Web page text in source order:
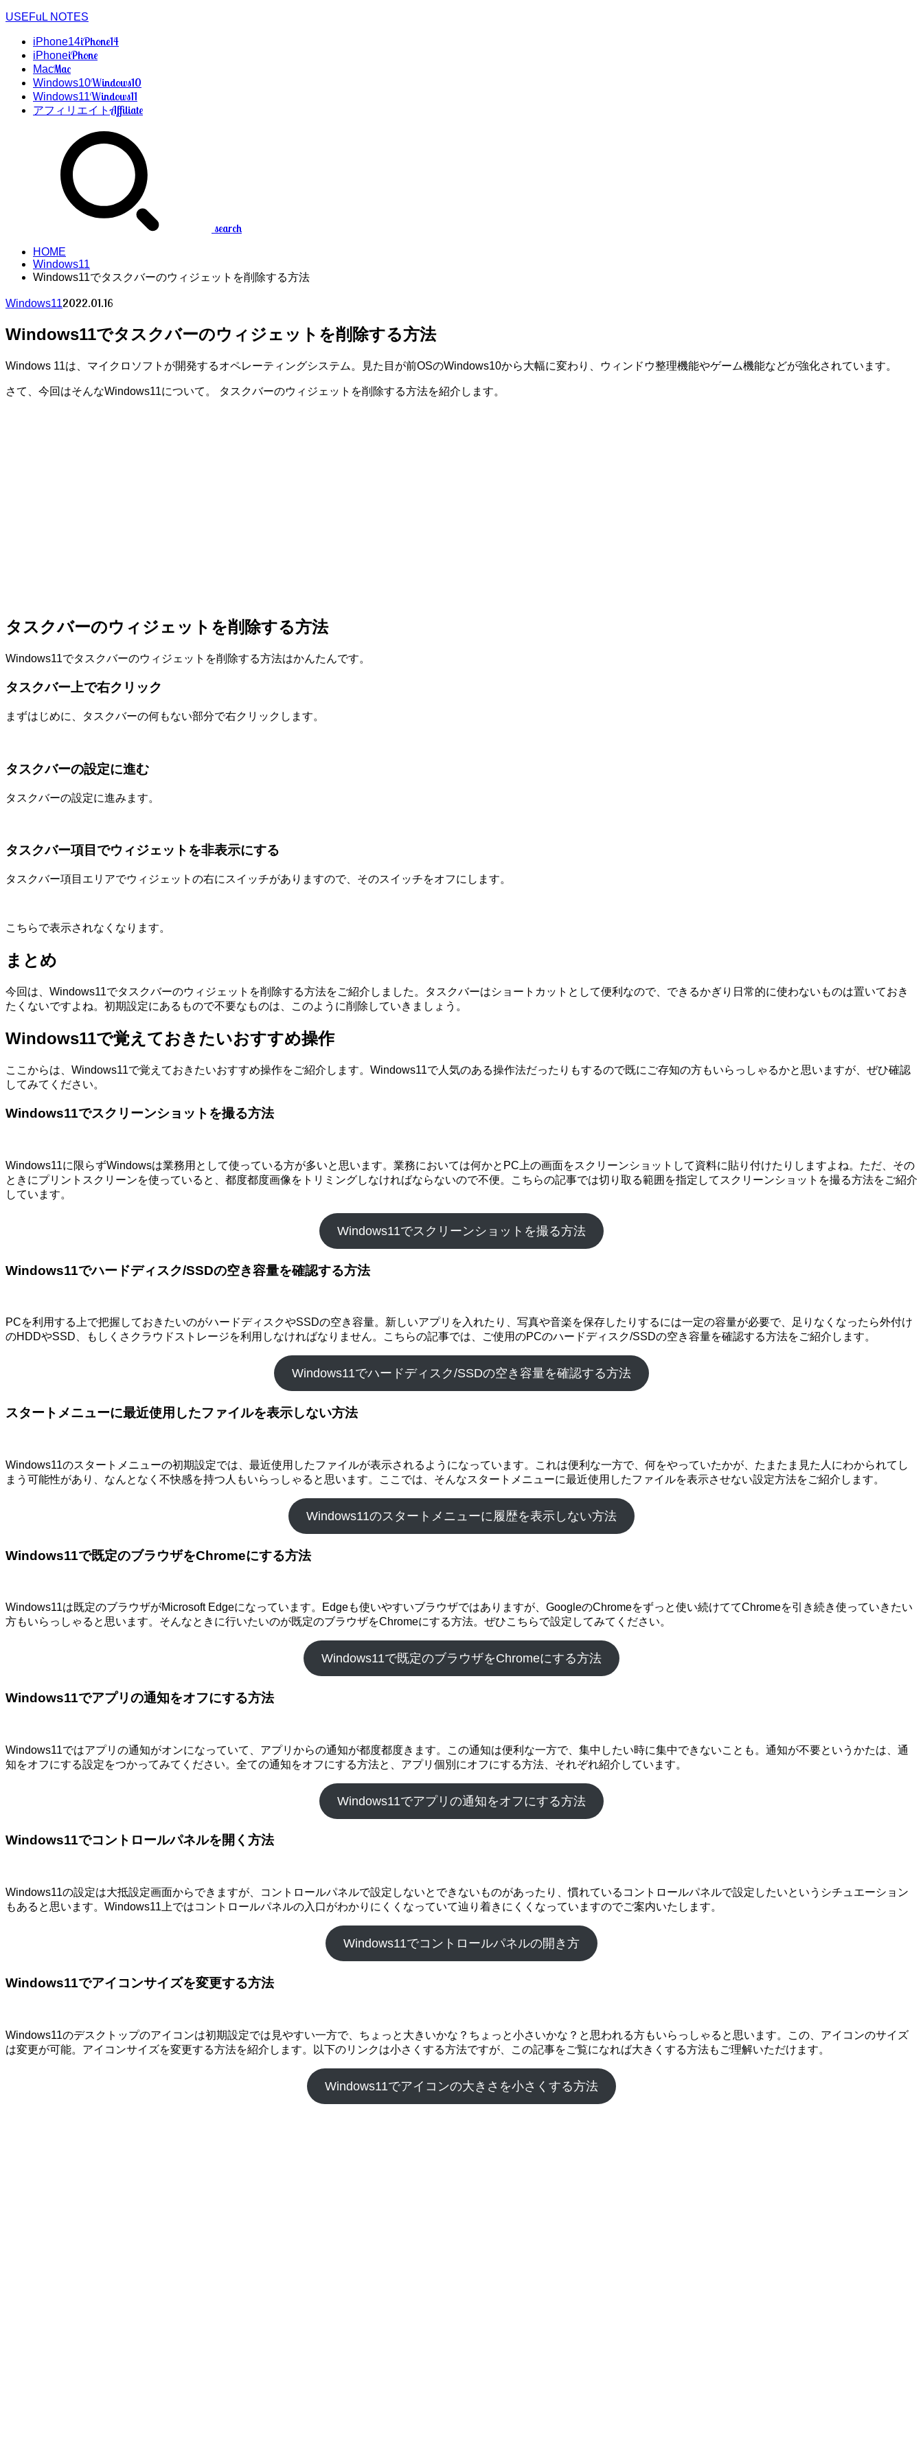
USEFuL NOTES
iPhone14iPhone14
iPhoneiPhone
MacMac
Windows10Windows10
Windows11Windows11
アフィリエイトAffiliate
search
HOME
Windows11
Windows11でタスクバーのウィジェットを削除する方法
Windows112022.01.16
Windows11でタスクバーのウィジェットを削除する方法
Windows 11は、マイクロソフトが開発するオペレーティングシステム。見た目が前OSのWindows10から大幅に変わり、ウィンドウ整理機能やゲーム機能などが強化されています。
さて、今回はそんなWindows11について。 タスクバーのウィジェットを削除する方法を紹介します。
タスクバーのウィジェットを削除する方法
Windows11でタスクバーのウィジェットを削除する方法はかんたんです。
タスクバー上で右クリック
まずはじめに、タスクバーの何もない部分で右クリックします。
タスクバーの設定に進む
タスクバーの設定に進みます。
タスクバー項目でウィジェットを非表示にする
タスクバー項目エリアでウィジェットの右にスイッチがありますので、そのスイッチをオフにします。
こちらで表示されなくなります。
まとめ
今回は、Windows11でタスクバーのウィジェットを削除する方法をご紹介しました。タスクバーはショートカットとして便利なので、できるかぎり日常的に使わないものは置いておき
たくないですよね。初期設定にあるもので不要なものは、このように削除していきましょう。
Windows11で覚えておきたいおすすめ操作
ここからは、Windows11で覚えておきたいおすすめ操作をご紹介します。Windows11で人気のある操作法だったりもするので既にご存知の方もいらっしゃるかと思いますが、ぜひ確認
してみてください。
Windows11でスクリーンショットを撮る方法
Windows11に限らずWindowsは業務用として使っている方が多いと思います。業務においては何かとPC上の画面をスクリーンショットして資料に貼り付けたりしますよね。ただ、その
ときにプリントスクリーンを使っていると、都度都度画像をトリミングしなければならないので不便。こちらの記事では切り取る範囲を指定してスクリーンショットを撮る方法をご紹介
しています。
Windows11でスクリーンショットを撮る方法
Windows11でハードディスク/SSDの空き容量を確認する方法
PCを利用する上で把握しておきたいのがハードディスクやSSDの空き容量。新しいアプリを入れたり、写真や音楽を保存したりするには一定の容量が必要で、足りなくなったら外付け
のHDDやSSD、もしくさクラウドストレージを利用しなければなりません。こちらの記事では、ご使用のPCのハードディスク/SSDの空き容量を確認する方法をご紹介します。
Windows11でハードディスク/SSDの空き容量を確認する方法
スタートメニューに最近使用したファイルを表示しない方法
Windows11のスタートメニューの初期設定では、最近使用したファイルが表示されるようになっています。これは便利な一方で、何をやっていたかが、たまたま見た人にわかられてし
まう可能性があり、なんとなく不快感を持つ人もいらっしゃると思います。ここでは、そんなスタートメニューに最近使用したファイルを表示させない設定方法をご紹介します。
Windows11のスタートメニューに履歴を表示しない方法
Windows11で既定のブラウザをChromeにする方法
Windows11は既定のブラウザがMicrosoft Edgeになっています。Edgeも使いやすいブラウザではありますが、GoogleのChromeをずっと使い続けててChromeを引き続き使っていきたい
方もいらっしゃると思います。そんなときに行いたいのが既定のブラウザをChromeにする方法。ぜひこちらで設定してみてください。
Windows11で既定のブラウザをChromeにする方法
Windows11でアプリの通知をオフにする方法
Windows11ではアプリの通知がオンになっていて、アプリからの通知が都度都度きます。この通知は便利な一方で、集中したい時に集中できないことも。通知が不要というかたは、通
知をオフにする設定をつかってみてください。全ての通知をオフにする方法と、アプリ個別にオフにする方法、それぞれ紹介しています。
Windows11でアプリの通知をオフにする方法
Windows11でコントロールパネルを開く方法
Windows11の設定は大抵設定画面からできますが、コントロールパネルで設定しないとできないものがあったり、慣れているコントロールパネルで設定したいというシチュエーション
もあると思います。Windows11上ではコントロールパネルの入口がわかりにくくなっていて辿り着きにくくなっていますのでご案内いたします。
Windows11でコントロールパネルの開き方
Windows11でアイコンサイズを変更する方法
Windows11のデスクトップのアイコンは初期設定では見やすい一方で、ちょっと大きいかな？ちょっと小さいかな？と思われる方もいらっしゃると思います。この、アイコンのサイズ
は変更が可能。アイコンサイズを変更する方法を紹介します。以下のリンクは小さくする方法ですが、この記事をご覧になれば大きくする方法もご理解いただけます。
Windows11でアイコンの大きさを小さくする方法